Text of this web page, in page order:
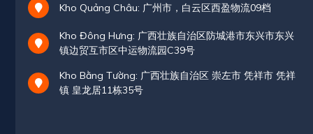
Kho Quảng Châu: 广州市，白云区西盈物流09档
Kho Đông Hưng: 广西壮族自治区防城港市东兴市东兴
镇边贸互市区中运物流园C39号
Kho Bằng Tường: 广西壮族自治区 崇左市 凭祥市 凭祥
镇 皇龙居11栋35号